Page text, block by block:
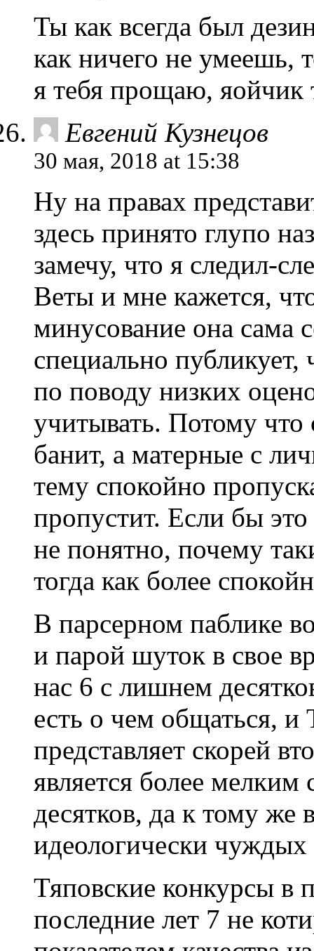
Ты как всегда был
как ничего не умеешь,
я тебя прощаю,
Евгений Кузнецов
30 мая, 2018 at 15:38
Ну на правах
здесь принято глупо
замечу, что я следил-
Веты и мне кажется,
минусование она сама
специально
по поводу низких
учитывать. Потому
банит, а матерные с
тему спокойно
пропустит. Если бы
не понятно, почему
тогда как более
В парсерном паблике
и парой шуток в свое
нас 6 с лишнем
есть о чем общаться,
представляет скорей
является более
десятков, да к тому же
идеологически
Тяповские конкурсы в
последние лет 7 не